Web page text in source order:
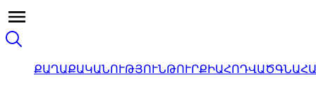
ՔԱՂԱՔԱԿԱՆՈՒԹՅՈՒՆԹՈՒՐՔԻԱՀՈԴՎԱԾ